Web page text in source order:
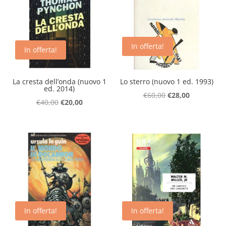
In offerta!
La cresta dell’onda (nuovo 1
ed. 2014)
€40,00 Il
era:
€40,00.
€20,00Il
è:
€20,00.
In offerta!
Lo sterro (nuovo 1 ed. 1993)
€60,00 Il
era:
€60,00.
€28,00Il
è:
€28,00.
In offerta! In offerta!